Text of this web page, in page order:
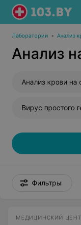
Лаборатории • Анализ
Анализ
Вирус простого
Фильтры
МЕДИЦИНСКИЙ